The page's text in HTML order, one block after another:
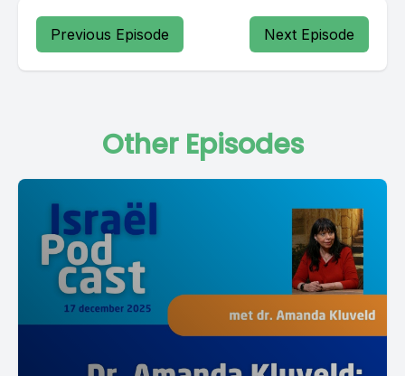
Previous Episode Next Episode
Other Episodes